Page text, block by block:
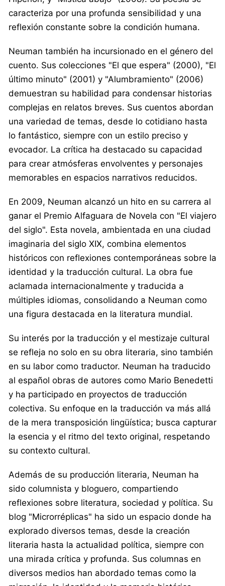
caracteriza por una profunda sensibilidad y una
reflexión constante sobre la condición humana.
Neuman también ha incursionado en el género del
cuento. Sus colecciones "El que espera" (2000), "El
último minuto" (2001) y "Alumbramiento" (2006)
demuestran su habilidad para condensar historias
complejas en relatos breves. Sus cuentos abordan
una variedad de temas, desde lo cotidiano hasta
lo fantástico, siempre con un estilo preciso y
evocador. La crítica ha destacado su capacidad
para crear atmósferas envolventes y personajes
memorables en espacios narrativos reducidos.
En 2009, Neuman alcanzó un hito en su carrera al
ganar el Premio Alfaguara de Novela con "El viajero
del siglo". Esta novela, ambientada en una ciudad
imaginaria del siglo XIX, combina elementos
históricos con reflexiones contemporáneas sobre la
identidad y la traducción cultural. La obra fue
aclamada internacionalmente y traducida a
múltiples idiomas, consolidando a Neuman como
una figura destacada en la literatura mundial.
Su interés por la traducción y el mestizaje cultural
se refleja no solo en su obra literaria, sino también
en su labor como traductor. Neuman ha traducido
al español obras de autores como Mario Benedetti
y ha participado en proyectos de traducción
colectiva. Su enfoque en la traducción va más allá
de la mera transposición lingüística; busca capturar
la esencia y el ritmo del texto original, respetando
su contexto cultural.
Además de su producción literaria, Neuman ha
sido columnista y bloguero, compartiendo
reflexiones sobre literatura, sociedad y política. Su
blog "Microrréplicas" ha sido un espacio donde ha
explorado diversos temas, desde la creación
literaria hasta la actualidad política, siempre con
una mirada crítica y profunda. Sus columnas en
diversos medios han abordado temas como la